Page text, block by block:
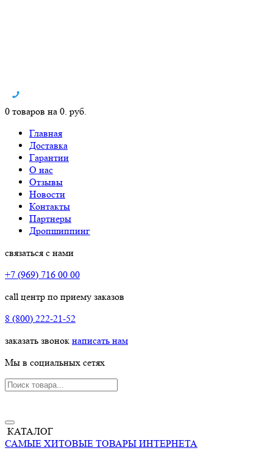
0 товаров на 0. руб.
Главная
Доставка
Гарантии
О нас
Отзывы
Новости
Контакты
Партнеры
Дропшиппинг
связаться с нами
+7 (969) 716 00 00
call центр по приему заказов
8 (800) 222-21-52
заказать звонок написать нам
Мы в социальных сетях
КАТАЛОГ
САМЫЕ ХИТОВЫЕ ТОВАРЫ ИНТЕРНЕТА